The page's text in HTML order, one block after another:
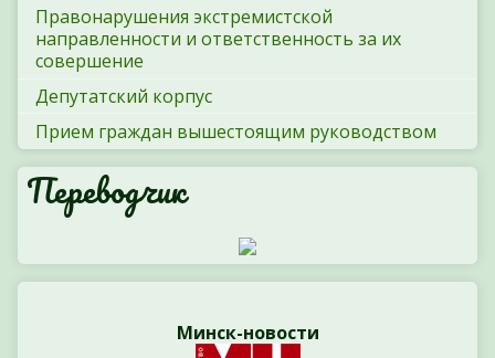
Правонарушения экстремистской
направленности и ответственность за их
совершение
Депутатский корпус
Прием граждан вышестоящим руководством
Переводчик
Минск-новости